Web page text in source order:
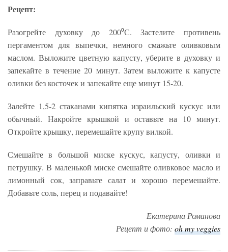
Рецепт:
Разогрейте духовку до 200⁰С. Застелите противень
пергаментом для выпечки, немного смажьте оливковым
маслом. Выложите цветную капусту, уберите в духовку и
запекайте в течение 20 минут. Затем выложите к капусте
оливки без косточек и запекайте еще минут 15-20.
Залейте 1,5-2 стаканами кипятка израильский кускус или
обычный. Накройте крышкой и оставьте на 10 минут.
Откройте крышку, перемешайте крупу вилкой.
Смешайте в большой миске кускус, капусту, оливки и
петрушку. В маленькой миске смешайте оливковое масло и
лимонный сок, заправьте салат и хорошо перемешайте.
Добавьте соль, перец и подавайте!
Екатерина Романова
Рецепт и фото: oh my veggies